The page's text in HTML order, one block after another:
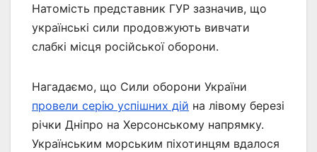
Натомість представник ГУР зазначив, що
українські сили продовжують вивчати
слабкі місця російської оборони.
Нагадаємо, що Сили оборони України
провели серію успішних дій на лівому березі
річки Дніпро на Херсонському напрямку.
Українським морським піхотинцям вдалося